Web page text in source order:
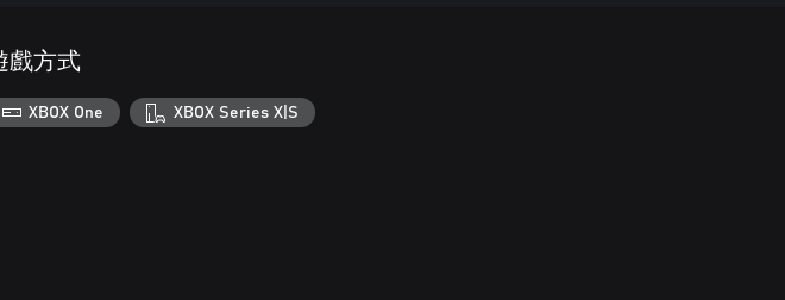
戲方式
XBOX One XBOX Series X|S